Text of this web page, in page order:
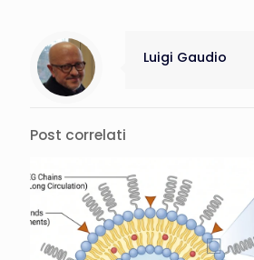
Luigi Gaudio
Post correlati